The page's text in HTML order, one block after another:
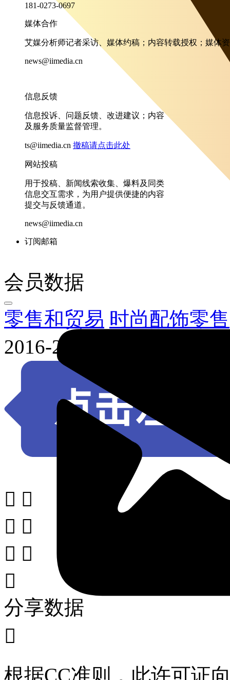
181-0273-0697
媒体合作
艾媒分析师记者采访、媒体约稿；内容转载授权；媒体
news@iimedia.cn
信息反馈
信息投诉、问题反馈、改进建议；内容
及服务质量监督管理。
ts@iimedia.cn 撤稿请点击此处
网站投稿
用于投稿、新闻线索收集、爆料及同类
信息交互需求，为用户提供便捷的内容
提交与反馈通道。
news@iimedia.cn
订阅邮箱
会员数据
零售和贸易 时尚配饰零售
2016-2021年中国饰品消
 
 
 

分享数据

根据CC准则，此许可证